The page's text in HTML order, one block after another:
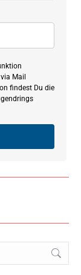
Mail
findest Du die